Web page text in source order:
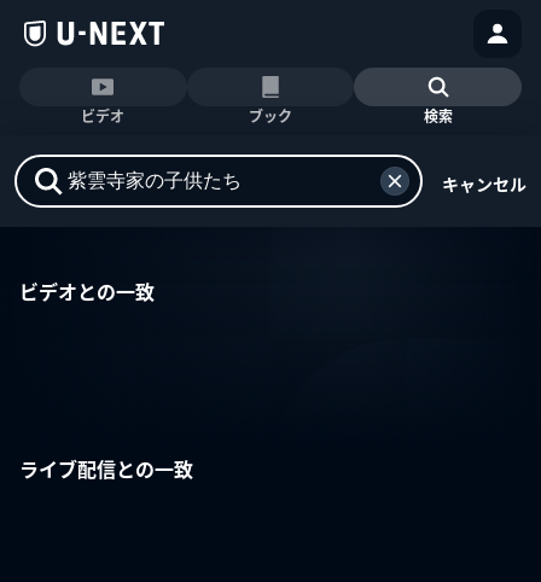
ビデオ ブック 検索
キャンセル
ビデオとの一致
ライブ配信との一致